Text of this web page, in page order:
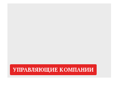
УПРАВЛЯЮЩИЕ КОМПАНИИ